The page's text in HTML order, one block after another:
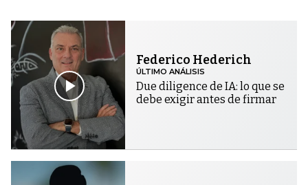
Federico Hederich
ÚLTIMO ANÁLISIS
Due diligence de IA: lo que se
debe exigir antes de firmar